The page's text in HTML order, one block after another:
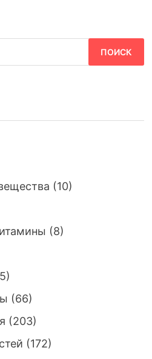
(10)
(8)
(66)
(203)
(172)